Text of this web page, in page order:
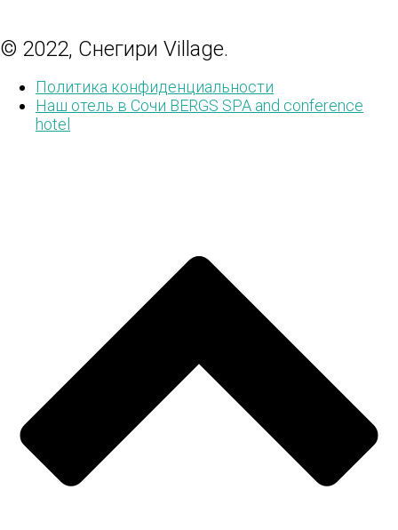
© 2022, Снегири Village.
Политика конфиденциальности
Наш отель в Сочи BERGS SPA and conference
hotel